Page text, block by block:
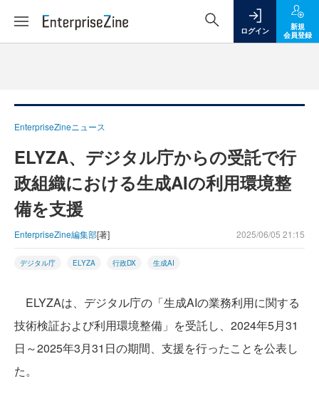
ログイン
新規
会員登録
EnterpriseZineニュース
ELYZA、デジタル庁からの受託で行
政組織における生成AIの利用環境整
備を支援
EnterpriseZine編集部[著] 2025/06/05 21:15
デジタル庁 ELYZA 行政DX 生成AI
ELYZAは、デジタル庁の「生成AIの業務利用に関する
技術検証および利用環境整備」を受託し、2024年5月31
日～2025年3月31日の期間、支援を行ったことを公表し
た。